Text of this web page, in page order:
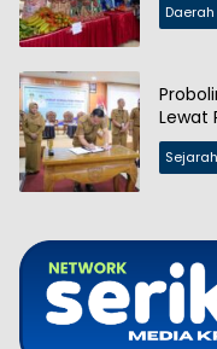
Daerah
Lewat
Sejarah